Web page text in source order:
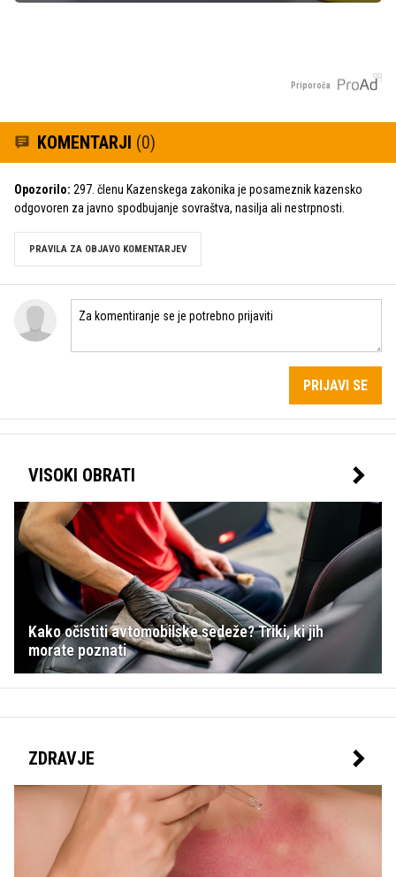
Priporoča
KOMENTARJI (0)
Opozorilo: 297. členu Kazenskega zakonika je posameznik kazensko
odgovoren za javno spodbujanje sovraštva, nasilja ali nestrpnosti.
PRAVILA ZA OBJAVO KOMENTARJEV
PRIJAVI SE
VISOKI OBRATI
Kako očistiti avtomobilske sedeže? Triki, ki jih
morate poznati
ZDRAVJE